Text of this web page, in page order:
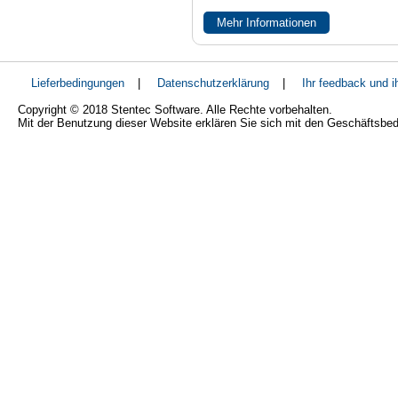
Mehr Informationen
Lieferbedingungen | Datenschutzerklärung |
Ihr feedback und
Copyright © 2018 Stentec Software. Alle Rechte vorbehalten.
Mit der Benutzung dieser Website erklären Sie sich mit den